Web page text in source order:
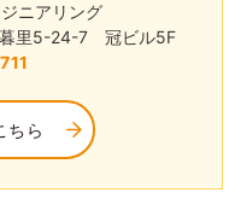
ニアリング
里5-24-7 冠ビル5F
ちら